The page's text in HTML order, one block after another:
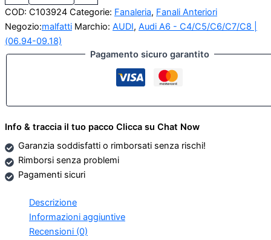
Bi-
Xenon
DS2
Elettrico
Audi
COD: C103924 Categorie: Fanaleria, Fanali Anteriori
Negozio:malfatti Marchio: AUDI, Audi A6 - C4/C5/C6/C7/C8 |
(06.94-09.18)
Pagamento sicuro garantito
Info & traccia il tuo pacco Clicca su Chat Now
Garanzia soddisfatti o rimborsati senza rischi!
Rimborsi senza problemi
Pagamenti sicuri
Descrizione
Informazioni aggiuntive
Recensioni (0)